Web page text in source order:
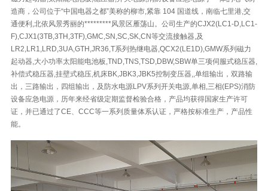
造商，公司位于“中国电器之都”美称的柳市,紧靠 104 国道线，南临七里港,交
通便利,北依风景秀丽的*********风景区雁荡山。公司生产的CJX2(LC1-D,LC1-
F),CJX1(3TB,3TH,3TF),GMC,SN,SC,SK,CN等交流接触器,及
LR2,LR1,LRD,3UA,GTH,JR36,T系列热继电器,QCX2(LE1D),GMW系列磁力
起动器,大小功率太阳能电池板,TND,TNS,TSD,DBW,SBW单三项伺服式稳压器,
补偿式稳压器,挂壁式稳压,机床BK,JBK3,JBK5控制变压器,,单组输出，双路输
出，三路输出，四组输出，及防水电源LPV系列开关电源,单相,三相(EPS)消防
设备应急电源，历年来经省级定期监督检验合格，产品均获得国家生产许可
证，并已通过了CE、CCC等一系列质量体系认证，严格按标准生产，产品性
能。